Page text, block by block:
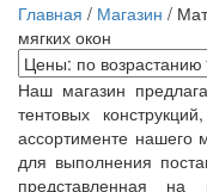
Главная / Магазин /
мягких окон
Наш магазин
тентовых
ассортименте нашего
для выполнения
представленная